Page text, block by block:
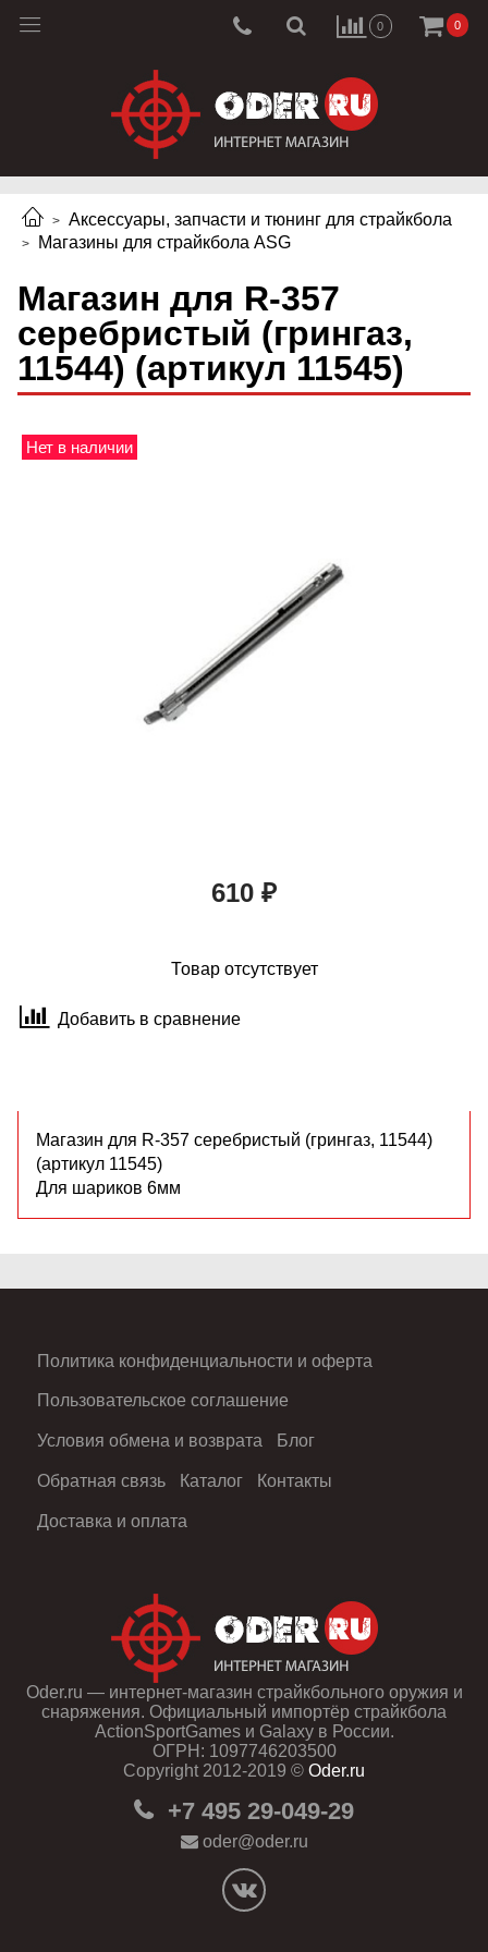
0 0
Аксессуары, запчасти и тюнинг для страйкбола
Магазины для страйкбола ASG
Магазин для R-357
серебристый (грингаз,
11544) (артикул 11545)
Нет в наличии
610 ₽
Товар отсутствует
Добавить в сравнение
Магазин для R-357 серебристый (грингаз, 11544)
(артикул 11545)
Для шариков 6мм
Oder.ru — интернет-магазин страйкбольного оружия и
снаряжения. Официальный импортёр страйкбола
ActionSportGames и Galaxy в России.
ОГРН: 1097746203500
Copyright 2012-2019 © Oder.ru
+7 495 29-049-29
oder@oder.ru
Политика конфиденциальности и оферта
Пользовательское соглашение
Условия обмена и возврата Блог
Обратная связь Каталог Контакты
Доставка и оплата